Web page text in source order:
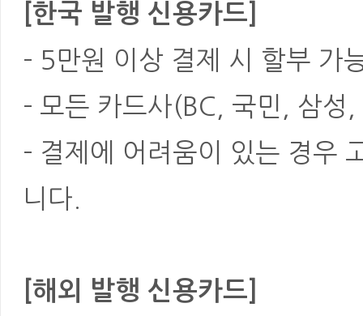
[한국 발행 신용카드]
- 5만원 이상 결제 시 할부 가
- 모든 카드사(BC, 국민, 삼성
- 결제에 어려움이 있는 경우
니다.
[해외 발행 신용카드]